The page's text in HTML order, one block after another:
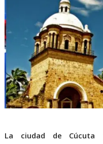
La ciudad de Cúcuta